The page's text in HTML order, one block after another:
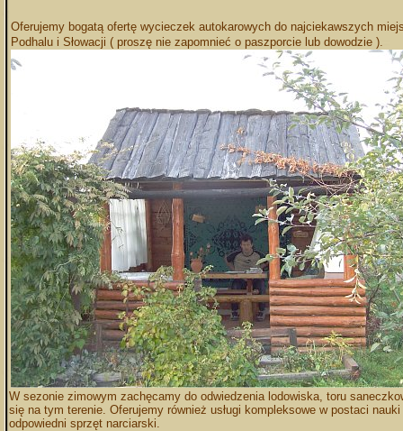
Oferujemy bogatą ofertę wycieczek autokarowych do najciekawszych
Podhalu i Słowacji ( proszę nie zapomnieć o paszporcie lub dowodzie ).
W sezonie zimowym zachęcamy do odwiedzenia lodowiska, toru
się na tym terenie. Oferujemy również usługi kompleksowe w postaci
odpowiedni sprzęt narciarski.